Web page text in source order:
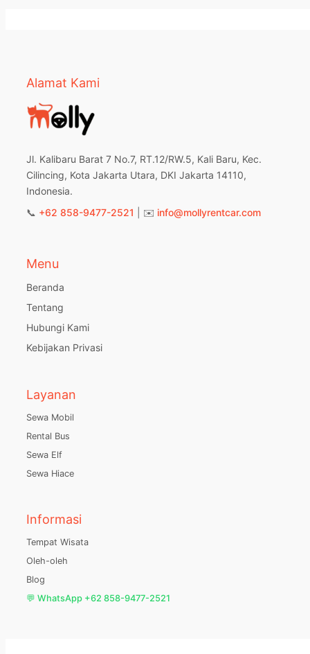
Alamat Kami
Jl. Kalibaru Barat 7 No.7, RT.12/RW.5, Kali Baru, Kec.
Cilincing, Kota Jakarta Utara, DKI Jakarta 14110,
Indonesia.
📞 +62 858-9477-2521 | ✉️ info@mollyrentcar.com
Menu
Beranda
Tentang
Hubungi Kami
Kebijakan Privasi
Layanan
Sewa Mobil
Rental Bus
Sewa Elf
Sewa Hiace
Informasi
Tempat Wisata
Oleh-oleh
Blog
💬 WhatsApp +62 858-9477-2521